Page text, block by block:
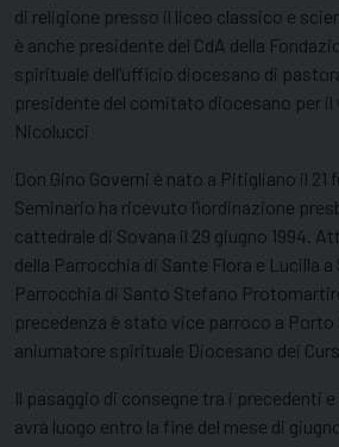
di religione presso il liceo classico e
è anche presidente del CdA della
spirituale dell’ufficio diocesano di
presidente del comitato diocesano per il
Nicolucci
Don Gino Governi è nato a Pitigliano il 21
Seminario ha ricevuto l’ìordinazione
cattedrale di Sovana il 29 giugno 1994.
della Parrocchia di Sante Flora e Lucilla a
Parrocchia di Santo Stefano
precedenza è stato vice parroco a
aniumatore spirituale Diocesano dei
Il pasaggio di consegne tra i precedenti
avrà luogo entro la fine del mese di